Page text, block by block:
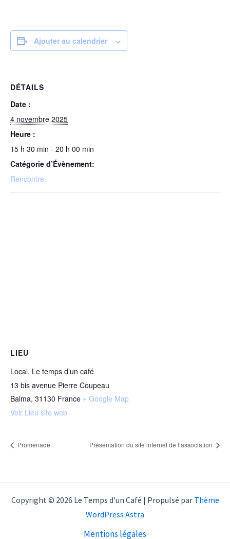
Ajouter au calendrier
DÉTAILS
Date :
4 novembre 2025
Heure :
15 h 30 min - 20 h 00 min
Catégorie d’Évènement:
Rencontre
LIEU
Local, Le temps d’un café
13 bis avenue Pierre Coupeau
Balma, 31130 France + Google Map
Voir Lieu site web
Promenade Présentation du site internet de l’association
Copyright © 2026 Le Temps d'un Café | Propulsé par Thème
WordPress Astra
Mentions légales